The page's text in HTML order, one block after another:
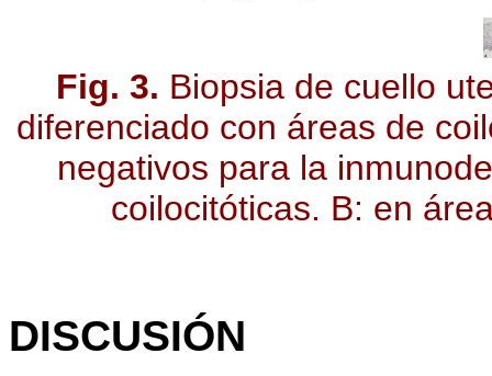
Fig. 3. Biopsia de cuello
diferenciado con áreas de
negativos para la
coilocitóticas. B: en
DISCUSIÓN